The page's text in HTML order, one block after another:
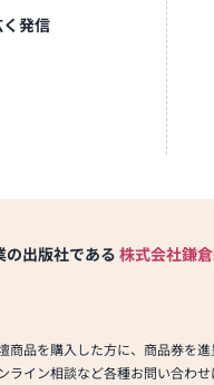
発信
の出版社である 株式会社鎌
品を購入した方に、商品券を
ライン相談など各種お問い合わ